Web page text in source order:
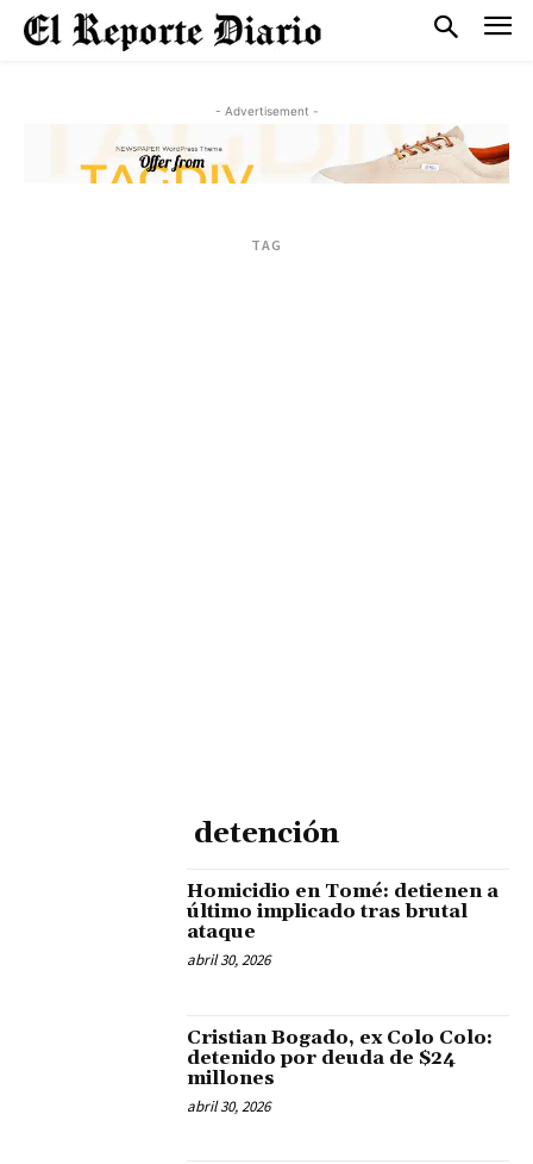
- Advertisement -
TAG
detención
Homicidio en Tomé: detienen a
último implicado tras brutal
ataque
abril 30, 2026
Cristian Bogado, ex Colo Colo:
detenido por deuda de $24
millones
abril 30, 2026